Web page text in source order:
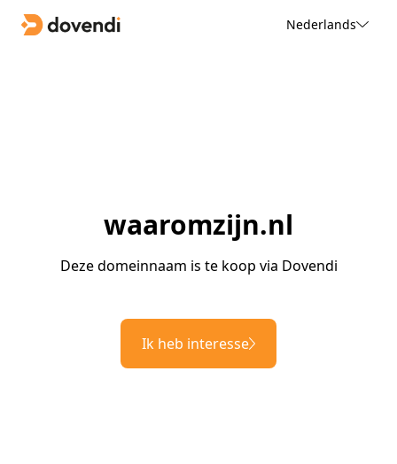
Nederlands
waaromzijn.nl
Deze domeinnaam is te koop via Dovendi
Ik heb interesse